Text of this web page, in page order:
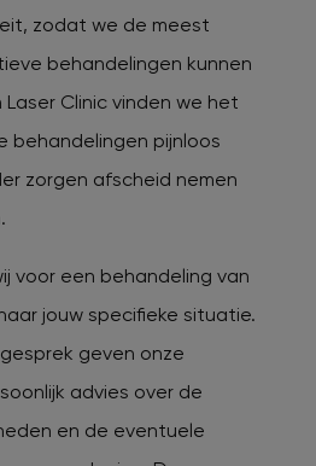
zodat we de meest
behandelingen kunnen
Laser Clinic vinden we het
behandelingen pijnloos
zorgen afscheid nemen
voor een behandeling van
jouw specifieke situatie.
geven onze
advies over de
en de eventuele